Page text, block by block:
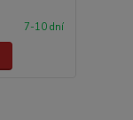
7-10 dní